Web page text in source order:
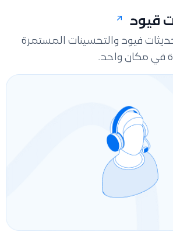
قيود
فيود والتحسينات المستمرة
في مكان واحد.